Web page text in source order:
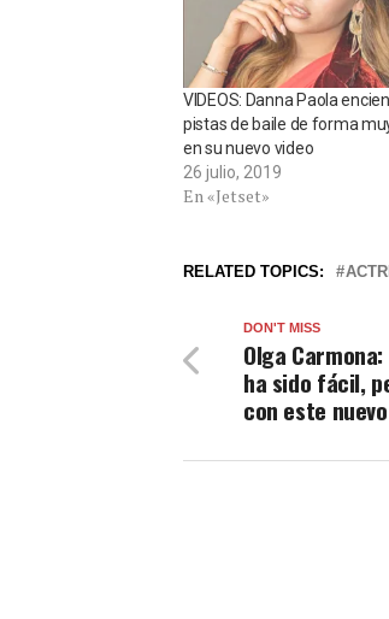
VIDEOS: Danna Paola
pistas de baile de forma
en su nuevo video
26 julio, 2019
En «Jetset»
RELATED TOPICS:
DON'T MISS
Olga
ha sido fácil,
con este